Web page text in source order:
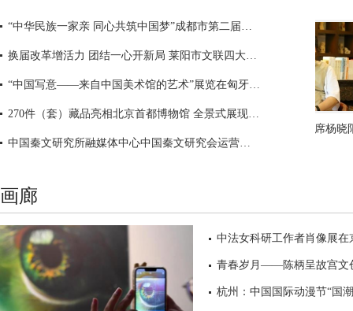
中国美协副主席杨晓
中国美协副主席杨晓
画廊
中法女科研工作者肖像展在
青春岁月——陈柄呈故宫文
杭州：中国国际动漫节“国